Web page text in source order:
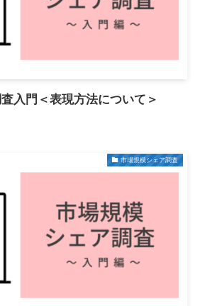
入門＜表現方法について＞
市場規模シェア調査